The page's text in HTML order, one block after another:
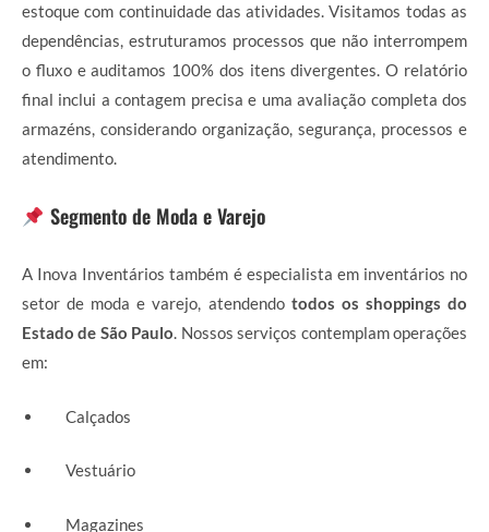
estoque com continuidade das atividades. Visitamos todas as
dependências, estruturamos processos que não interrompem
o fluxo e auditamos 100% dos itens divergentes. O relatório
final inclui a contagem precisa e uma avaliação completa dos
armazéns, considerando organização, segurança, processos e
atendimento.
Segmento de Moda e Varejo
A Inova Inventários também é especialista em inventários no
setor de moda e varejo, atendendo todos os shoppings do
Estado de São Paulo. Nossos serviços contemplam operações
em:
Calçados
Vestuário
Magazines